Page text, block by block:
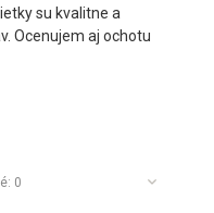
su kvalitne a
Ocenujem aj ochotu
0